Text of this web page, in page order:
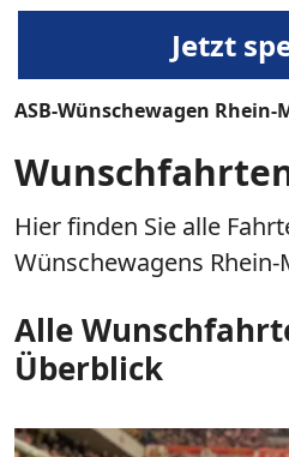
Jetzt
ASB-Wünschewagen Rhein-
Hier finden Sie alle
Wünschewagens
Alle
Überblick